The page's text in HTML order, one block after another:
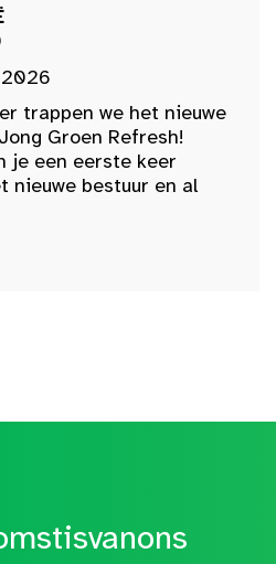
trappen we het nieuwe
Groen Refresh!
je een eerste keer
nieuwe bestuur en al